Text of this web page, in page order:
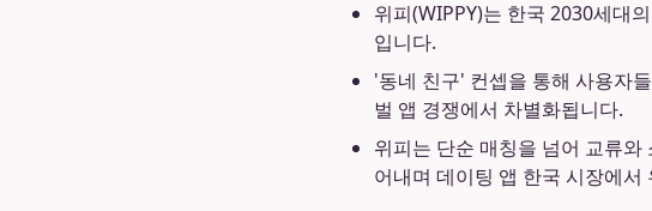
위피(WIPPY)는 한국 2030세대
입니다.
'동네 친구' 컨셉을 통해 사용자
벌 앱 경쟁에서 차별화됩니다.
위피는 단순 매칭을 넘어 교류
어내며 데이팅 앱 한국 시장에서